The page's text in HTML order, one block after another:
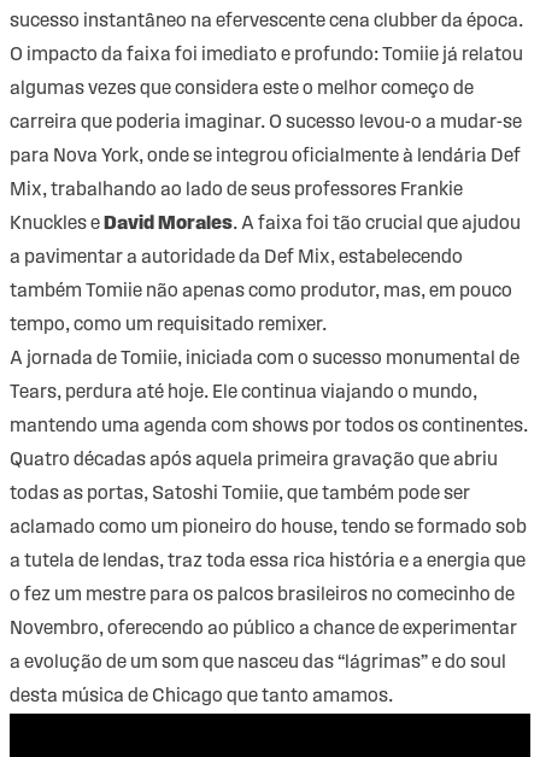
sucesso instantâneo na efervescente cena clubber da época.
O impacto da faixa foi imediato e profundo: Tomiie já relatou
algumas vezes que considera este o melhor começo de
carreira que poderia imaginar. O sucesso levou-o a mudar-se
para Nova York, onde se integrou oficialmente à lendária Def
Mix, trabalhando ao lado de seus professores Frankie
Knuckles e David Morales. A faixa foi tão crucial que ajudou
a pavimentar a autoridade da Def Mix, estabelecendo
também Tomiie não apenas como produtor, mas, em pouco
tempo, como um requisitado remixer.
A jornada de Tomiie, iniciada com o sucesso monumental de
Tears, perdura até hoje. Ele continua viajando o mundo,
mantendo uma agenda com shows por todos os continentes.
Quatro décadas após aquela primeira gravação que abriu
todas as portas, Satoshi Tomiie, que também pode ser
aclamado como um pioneiro do house, tendo se formado sob
a tutela de lendas, traz toda essa rica história e a energia que
o fez um mestre para os palcos brasileiros no comecinho de
Novembro, oferecendo ao público a chance de experimentar
a evolução de um som que nasceu das “lágrimas” e do soul
desta música de Chicago que tanto amamos.